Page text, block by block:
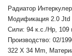
Радиатор
Модификация 2.0 Jtd
Сили: 94 к.с./Hp, 109
Производство: 02/
322 X 34 Mm,